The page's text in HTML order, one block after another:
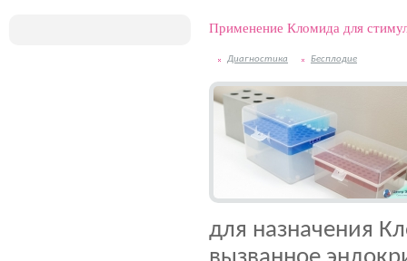
Применение Кломида для
Диагностика Бесплодие
для назначения